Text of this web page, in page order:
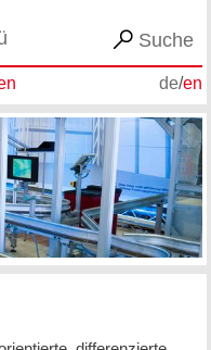
Suche
de/en